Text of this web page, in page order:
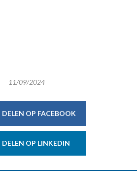
11/09/2024
DELEN OP FACEBOOK
DELEN OP LINKEDIN